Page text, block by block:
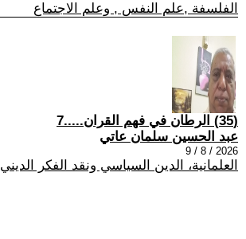
الفلسفة ,علم النفس , وعلم الاجتماع
(35) الرطان في فهم القران.....7
عبد الحسين سلمان عاتي
2026 / 8 / 9
العلمانية، الدين السياسي ونقد الفكر الديني